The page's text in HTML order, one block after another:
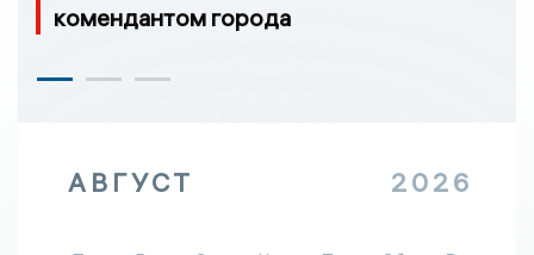
комендантом города
АВГУСТ 2026